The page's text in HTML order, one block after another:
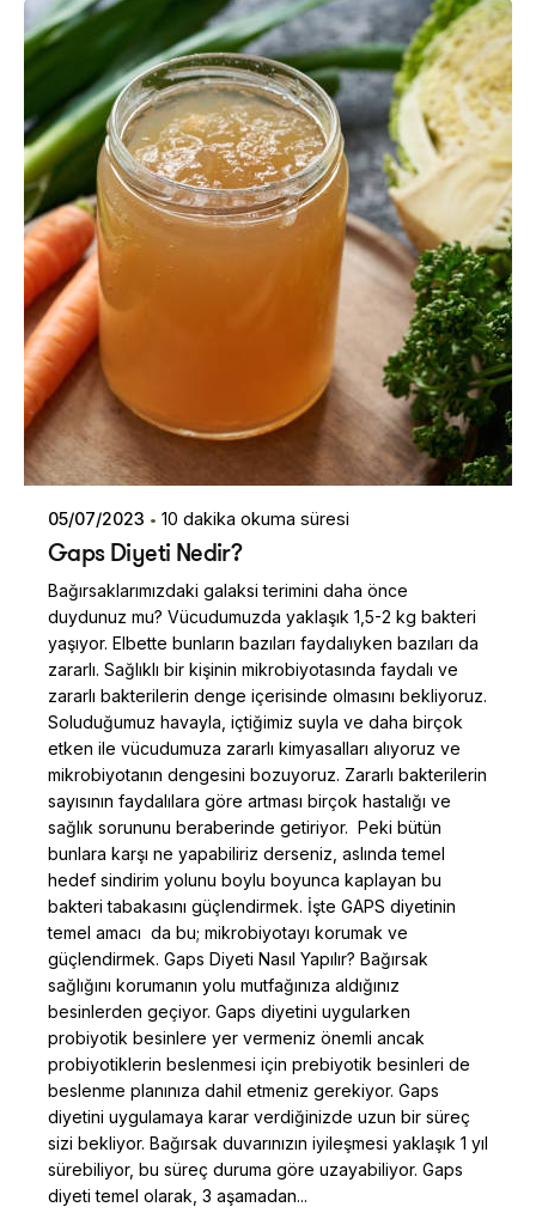
Posted by
Dilara Koçak
05/07/2023 10 dakika okuma süresi
Gaps Diyeti Nedir?
Bağırsaklarımızdaki galaksi terimini daha önce
duydunuz mu? Vücudumuzda yaklaşık 1,5-2 kg bakteri
yaşıyor. Elbette bunların bazıları faydalıyken bazıları da
zararlı. Sağlıklı bir kişinin mikrobiyotasında faydalı ve
zararlı bakterilerin denge içerisinde olmasını bekliyoruz.
Soluduğumuz havayla, içtiğimiz suyla ve daha birçok
etken ile vücudumuza zararlı kimyasalları alıyoruz ve
mikrobiyotanın dengesini bozuyoruz. Zararlı bakterilerin
sayısının faydalılara göre artması birçok hastalığı ve
sağlık sorununu beraberinde getiriyor. Peki bütün
bunlara karşı ne yapabiliriz derseniz, aslında temel
hedef sindirim yolunu boylu boyunca kaplayan bu
bakteri tabakasını güçlendirmek. İşte GAPS diyetinin
temel amacı da bu; mikrobiyotayı korumak ve
güçlendirmek. Gaps Diyeti Nasıl Yapılır? Bağırsak
sağlığını korumanın yolu mutfağınıza aldığınız
besinlerden geçiyor. Gaps diyetini uygularken
probiyotik besinlere yer vermeniz önemli ancak
probiyotiklerin beslenmesi için prebiyotik besinleri de
beslenme planınıza dahil etmeniz gerekiyor. Gaps
diyetini uygulamaya karar verdiğinizde uzun bir süreç
sizi bekliyor. Bağırsak duvarınızın iyileşmesi yaklaşık 1 yıl
sürebiliyor, bu süreç duruma göre uzayabiliyor. Gaps
diyeti temel olarak, 3 aşamadan...